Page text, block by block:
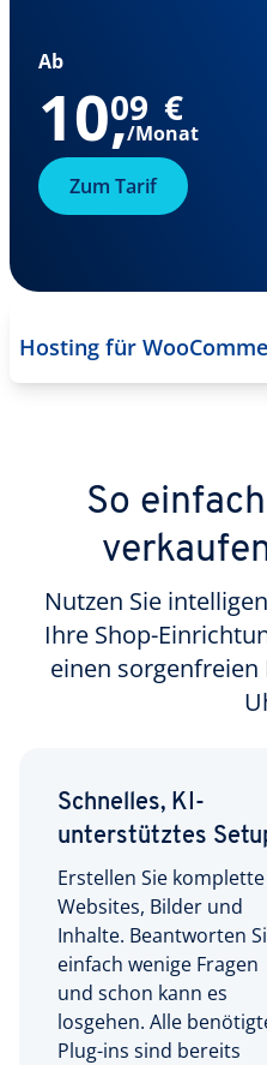
Zum Tarif
Ab
10,
09 €
/Monat
Hosting für
So
Nutzen Sie
Ihre Shop-
einen
Schnelles, KI-
unterstütztes
Erstellen Sie komplette
Websites, Bilder und
Inhalte. Beantworten
einfach wenige Fragen
und schon kann es
losgehen. Alle
Plug-ins sind bereits